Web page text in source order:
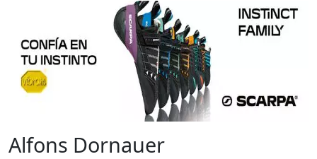
Alfons Dornauer